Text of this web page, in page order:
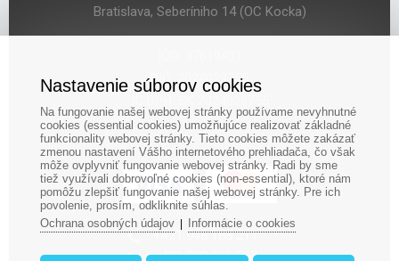
Bratislava, Seberíniho 14 (OC Kocka)
DIČ: 2024029755
‎+421 948 188 211
+421 908 666 767
Nastavenie súborov cookies
Na fungovanie našej webovej stránky používame nevyhnutné
cookies (essential cookies) umožňujúce realizovať základné
funkcionality webovej stránky. Tieto cookies môžete zakázať
zmenou nastavení Vášho internetového prehliadača, čo však
môže ovplyvniť fungovanie webovej stránky. Radi by sme
tiež využívali dobrovoľné cookies (non-essential), ktoré nám
pomôžu zlepšiť fungovanie našej webovej stránky. Pre ich
povolenie, prosím, odkliknite súhlas.
Ochrana osobných údajov| Informácie o cookies